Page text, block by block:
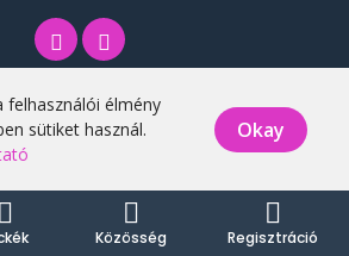
felhasználói élmény
sütiket használ.
Okay
Közösség Regisztráció